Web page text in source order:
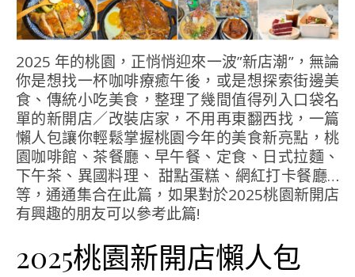
2025 年的桃園，正悄悄迎來一波”新店潮”，無論
你是想找一杯咖啡療癒午後，或是想探索街邊美
食、傳統小吃美食，整理了幾間值得列入口袋名
單的新開店／改裝店家，不用再東翻西找，一篇
懶人包讓你輕鬆掌握桃園今年的美食新亮點，桃
園咖啡館、茶餐廳、早午餐、定食、日式拉麵、
下午茶、異國料理、 甜點蛋糕 、網紅打卡餐廳…
等，通通集合在此篇，如果對於2025桃園新開店
有興趣的朋友可以參考此篇!
2025桃園新開店懶人包